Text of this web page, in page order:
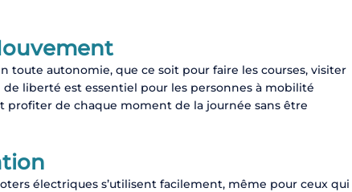
autonomie, que ce soit pour faire les courses, visiter
liberté est essentiel pour les personnes à mobilité
de chaque moment de la journée sans être
électriques s’utilisent facilement, même pour ceux qui